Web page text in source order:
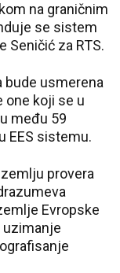
na graničnim
se sistem
Seničić za RTS.
bude usmerena
one koji se u
među 59
EES sistemu.
provera
Evropske
uzimanje